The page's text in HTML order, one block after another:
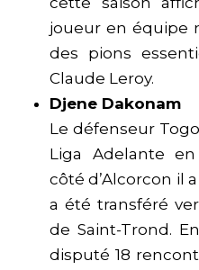
joueur en équipe
des pions
Claude Leroy.
Djene Dakonam
Le défenseur
Liga Adelante
côté d’Alcorcon il
a été transféré
de Saint-Trond.
disputé 18